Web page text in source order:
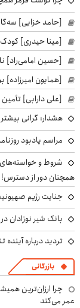
[حامد خزایی]
[مینا حیدری]
[حسین امامی‌راد]
[همایون امیرزاده]
[علی دارابی]
هشدار: گرانی
مراسم یادبود
شروط و خواسته‌های
همچنان دور از دسترس!
جنایت رژیم
بانک شیر نوزادان
تردید درباره
بازرگانی
چرا ارزان‌ترین
عمر می‌کند